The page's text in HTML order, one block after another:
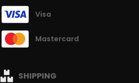
Visa
Mastercard
SHIPPING